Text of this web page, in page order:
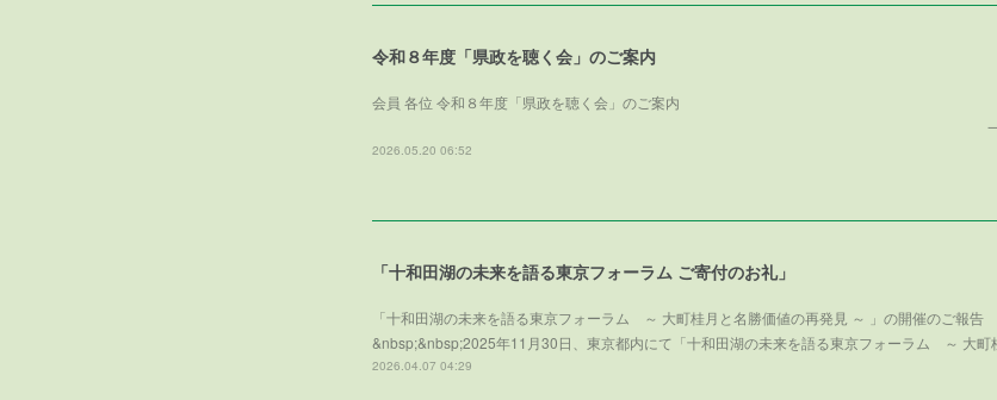
令和８年度「県政を聴く会」のご案内
会員 各位 令和８年度「県政を聴く会」のご案内
一般社団
2026.05.20 06:52
「十和田湖の未来を語る東京フォーラム ご寄付のお礼」
「十和田湖の未来を語る東京フォーラム ～ 大町桂月と名勝価値の再発見 ～ 」の開催のご報告
&nbsp;&nbsp;2025年11月30日、東京都内にて「十和田湖の未来を語る東京フォーラム ～ 大町
2026.04.07 04:29